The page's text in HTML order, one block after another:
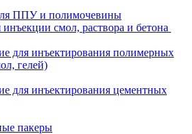
ППУ и полимочевины
смол, раствора и бетона
для инъектирования полимерных
гелей)
для инъектирования цементных
пакеры